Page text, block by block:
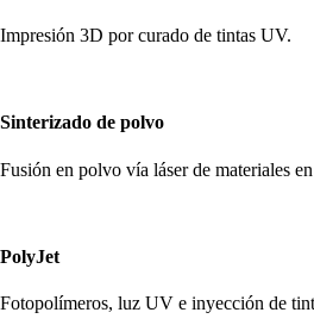
Impresión 3D por curado de tintas UV.
Sinterizado de polvo
Fusión en polvo vía láser de materiales
PolyJet
Fotopolímeros, luz UV e inyección de